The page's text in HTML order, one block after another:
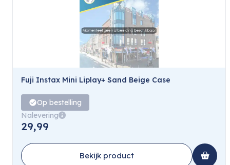
Fuji Instax Mini Liplay+ Sand Beige Case
Op bestelling
Nalevering
29,99
Bekijk product